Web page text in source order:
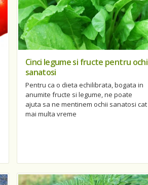
Cinci legume si fructe pentru ochi
sanatosi
Pentru ca o dieta echilibrata, bogata in
anumite fructe si legume, ne poate
ajuta sa ne mentinem ochii sanatosi cat
mai multa vreme